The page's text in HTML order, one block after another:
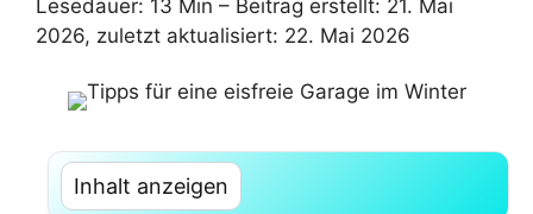
Lesedauer: 13 Min – Beitrag erstellt: 21. Mai
2026, zuletzt aktualisiert: 22. Mai 2026
Inhalt anzeigen